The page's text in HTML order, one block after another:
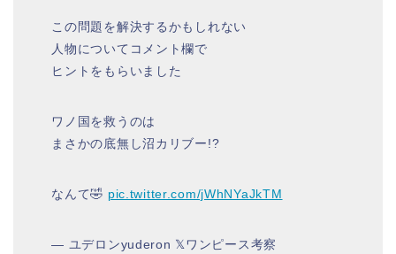
この問題を解決するかもしれない
人物についてコメント欄で
ヒントをもらいました
ワノ国を救うのは
まさかの底無し沼カリブー!?
なんて🤣 pic.twitter.com/jWhNYaJkTM
— ユデロンyuderon 𝕏ワンピース考察